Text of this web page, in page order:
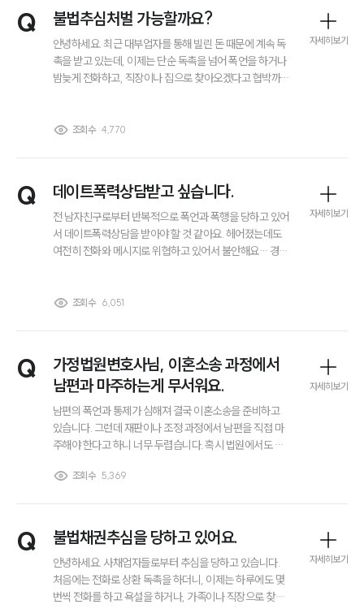
그룹소개
대륜의 강점
오시는 길
글로벌 파트너 로펌
고객의 소리
주요 업무사례
사례분석/최신동향
법률정보
법률지식인
고객후기
전체
구성원 소개
법인회생파산전문변호사
언론보도
공지사항
법률 블로그
법률서식
뉴스레터/브로슈어
Q 불법추심처벌 가능할까요?
안녕하세요. 최근 대부업자를 통해 빌린 돈 때문에 계속 독
촉을 받고 있는데, 이제는 단순 독촉을 넘어 폭언을 하거나
밤늦게 전화하고, 직장이나 집으로 찾아오겠다고 협박까지
요. 또 신변이 불안한데, 이런 경우 경찰 신고나 다른 보호
조회수 4,770
자세히보기
Q 데이트폭력상담받고 싶습니다.
전 남자친구로부터 반복적으로 폭언과 폭행을 당하고 있어
서 데이트폭력상담을 받아야 할 것 같아요. 헤어졌는데도
여전히 전화와 메시지로 위협하고 있어서 불안해요… 경찰
신변보호 관련해서도 도움 주시나요?
조회수 6,051
자세히보기
Q
가정법원변호사님, 이혼소송 과정에서
남편과 마주하는게 무서워요.
남편의 폭언과 통제가 심해져 결국 이혼소송을 준비하고
있습니다. 그런데 재판이나 조정 과정에서 남편을 직접 마
주해야 한다고 하니 너무 두렵습니다. 혹시 법원에서도 남
도가 있을까요? 가정법원변호사님 계신다면 답변 부탁드
조회수 5,369
자세히보기
Q 불법채권추심을 당하고 있어요.
안녕하세요. 사채업자들로부터 추심을 당하고 있습니다.
처음에는 전화로 상환 독촉을 하더니, 이제는 하루에도 몇
번씩 전화를 하고 욕설을 하거나, 가족이나 직장으로 찾아
자세히보기